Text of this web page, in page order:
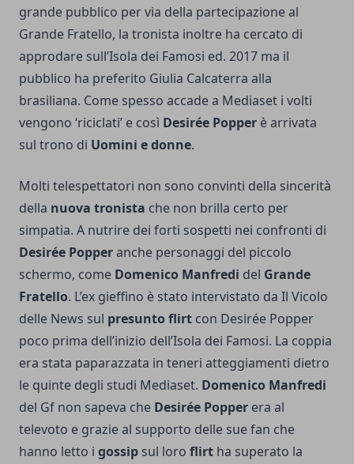
grande pubblico per via della partecipazione al
Grande Fratello, la tronista inoltre ha cercato di
approdare sull’Isola dei Famosi ed. 2017 ma il
pubblico ha preferito Giulia Calcaterra alla
brasiliana. Come spesso accade a Mediaset i volti
vengono ‘riciclati’ e così Desirée Popper è arrivata
sul trono di Uomini e donne.
Molti telespettatori non sono convinti della sincerità
della nuova tronista che non brilla certo per
simpatia. A nutrire dei forti sospetti nei confronti di
Desirée Popperanche personaggi del piccolo
schermo, come Domenico Manfredi del Grande
Fratello. L’ex gieffino è stato intervistato da Il Vicolo
delle News sul presunto flirt con Desirée Popper
poco prima dell’inizio dell’Isola dei Famosi. La coppia
era stata paparazzata in teneri atteggiamenti dietro
le quinte degli studi Mediaset. Domenico Manfredi
del Gf non sapeva che Desirée Popper era al
televoto e grazie al supporto delle sue fan che
hanno letto i gossip sul loro flirt ha superato la